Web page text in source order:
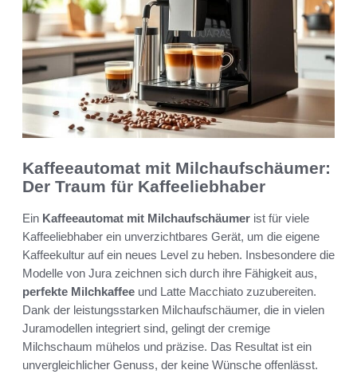
Kaffeeautomat mit Milchaufschäumer:
Der Traum für Kaffeeliebhaber
Ein Kaffeeautomat mit Milchaufschäumer ist für viele
Kaffeeliebhaber ein unverzichtbares Gerät, um die eigene
Kaffeekultur auf ein neues Level zu heben. Insbesondere die
Modelle von Jura zeichnen sich durch ihre Fähigkeit aus,
perfekte Milchkaffee und Latte Macchiato zuzubereiten.
Dank der leistungsstarken Milchaufschäumer, die in vielen
Juramodellen integriert sind, gelingt der cremige
Milchschaum mühelos und präzise. Das Resultat ist ein
unvergleichlicher Genuss, der keine Wünsche offenlässt.